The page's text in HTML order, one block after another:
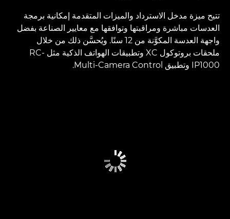
تتيح ميزة مدخل الاسترداد والميزات المتقدمة إمكانية برمجة
العدسات مباشرة ومراقبتها وتوافقها مع معايير الصناعة بفضل
واجهة العدسة المكوَّنة من 12 سنًا. ويُحسَّن ذلك من خلال
ملحقات بروتوكول XC وتطبيقات الهواتف الذكية مثل RC-
IP1000 وتطبيق Multi-Camera Control.